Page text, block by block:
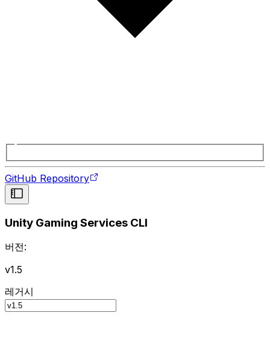
GitHub Repository
Unity Gaming Services CLI
버전:
v1.5
레거시